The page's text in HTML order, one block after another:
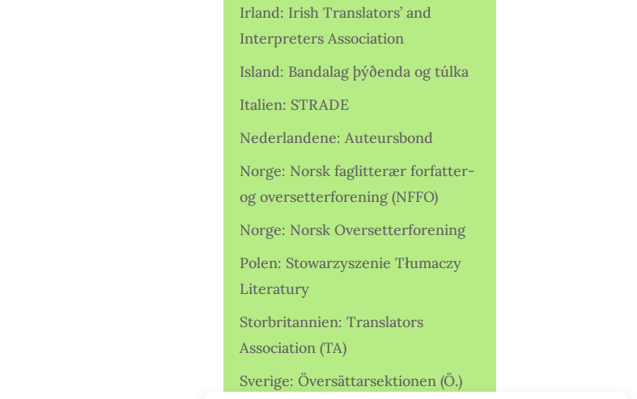
Irland: Irish Translators’ and
Interpreters Association
Island: Bandalag þýðenda og túlka
Italien: STRADE
Nederlandene: Auteursbond
Norge: Norsk faglitterær forfatter-
og oversetterforening (NFFO)
Norge: Norsk Oversetterforening
Polen: Stowarzyszenie Tłumaczy
Literatury
Storbritannien: Translators
Association (TA)
Sverige: Översättarsektionen (Ö.)